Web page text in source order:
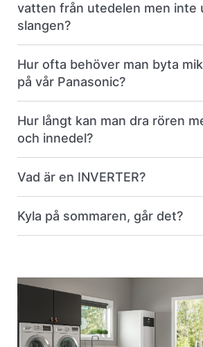
vatten från utedelen men inte
slangen?
Hur ofta behöver man byta
på vår Panasonic?
Hur långt kan man dra rören
och innedel?
Vad är en INVERTER?
Kyla på sommaren, går det?